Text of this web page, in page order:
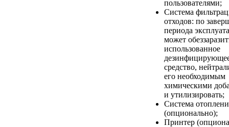
пользователями;
Система
отходов: по
периода
может
использованное
средство,
его необходимым
химическими
и утилизировать;
Система
(опционально);
Принтер